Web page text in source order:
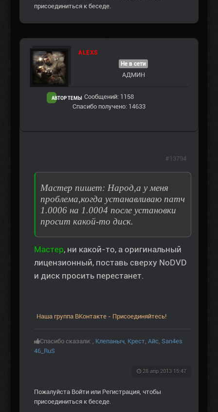
присоединиться к беседе.
ALEXS
АВТОР ТЕМЫ
Не в сети
АДМИН
Сообщений: 1158
Спасибо получено: 14633
Мастер пишет: Народ,а у меня
проблема,когда устанавливаю патч
1.0006 на 1.0004 после установки
просит какой-то диск.
Мастер, ни какой-то, а оригинальный
лицензионный, поставь сверху NoDVD
и диск просить перестанет.
Наша группа ВКонтакте - Присоединяйтесь!
Спасибо сказали: Клепаныч Крест Aйс San4es
46_RuS
28 апр 2013 15:47
#13794
Пожалуйста Войти или Регистрация , чтобы
присоединиться к беседе.